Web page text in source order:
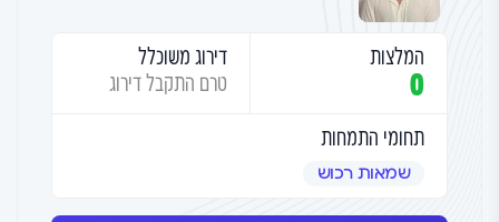
המלצות
0
דירוג משוכלל
טרם התקבל דירוג
תחומי התמחות
שמאות רכוש